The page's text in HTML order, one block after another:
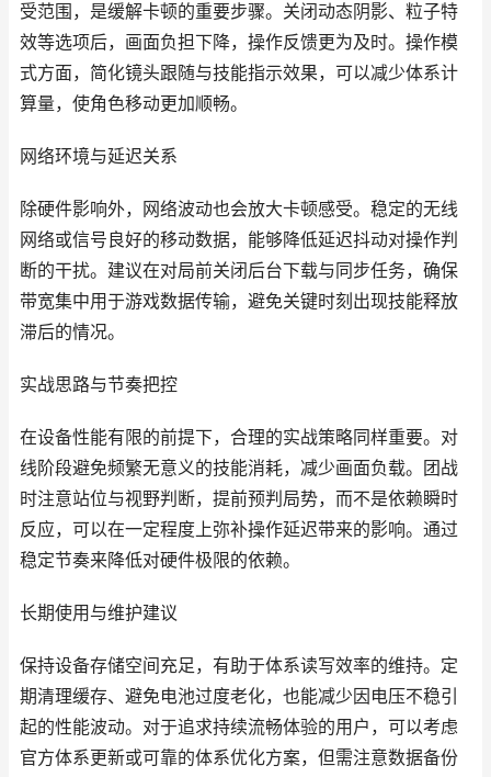
受范围，是缓解卡顿的重要步骤。关闭动态阴影、粒子特
效等选项后，画面负担下降，操作反馈更为及时。操作模
式方面，简化镜头跟随与技能指示效果，可以减少体系计
算量，使角色移动更加顺畅。
网络环境与延迟关系
除硬件影响外，网络波动也会放大卡顿感受。稳定的无线
网络或信号良好的移动数据，能够降低延迟抖动对操作判
断的干扰。建议在对局前关闭后台下载与同步任务，确保
带宽集中用于游戏数据传输，避免关键时刻出现技能释放
滞后的情况。
实战思路与节奏把控
在设备性能有限的前提下，合理的实战策略同样重要。对
线阶段避免频繁无意义的技能消耗，减少画面负载。团战
时注意站位与视野判断，提前预判局势，而不是依赖瞬时
反应，可以在一定程度上弥补操作延迟带来的影响。通过
稳定节奏来降低对硬件极限的依赖。
长期使用与维护建议
保持设备存储空间充足，有助于体系读写效率的维持。定
期清理缓存、避免电池过度老化，也能减少因电压不稳引
起的性能波动。对于追求持续流畅体验的用户，可以考虑
官方体系更新或可靠的体系优化方案，但需注意数据备份